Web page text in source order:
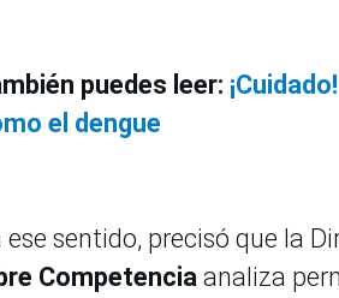
puedes leer:
el dengue
ese sentido, precisó que la
Competencia analiza